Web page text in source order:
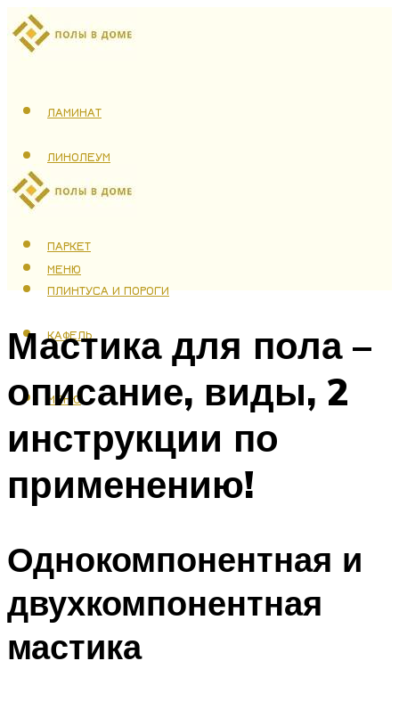
ЛАМИНАТ
ЛИНОЛЕУМ
ТЕПЛЫЙ ПОЛ
ПАРКЕТ
ПЛИНТУСА И ПОРОГИ
КАФЕЛЬ
МЕНЮ
МЕНЮ
Мастика для пола –
описание, виды, 2
инструкции по
применению!
Однокомпонентная и
двухкомпонентная
мастика